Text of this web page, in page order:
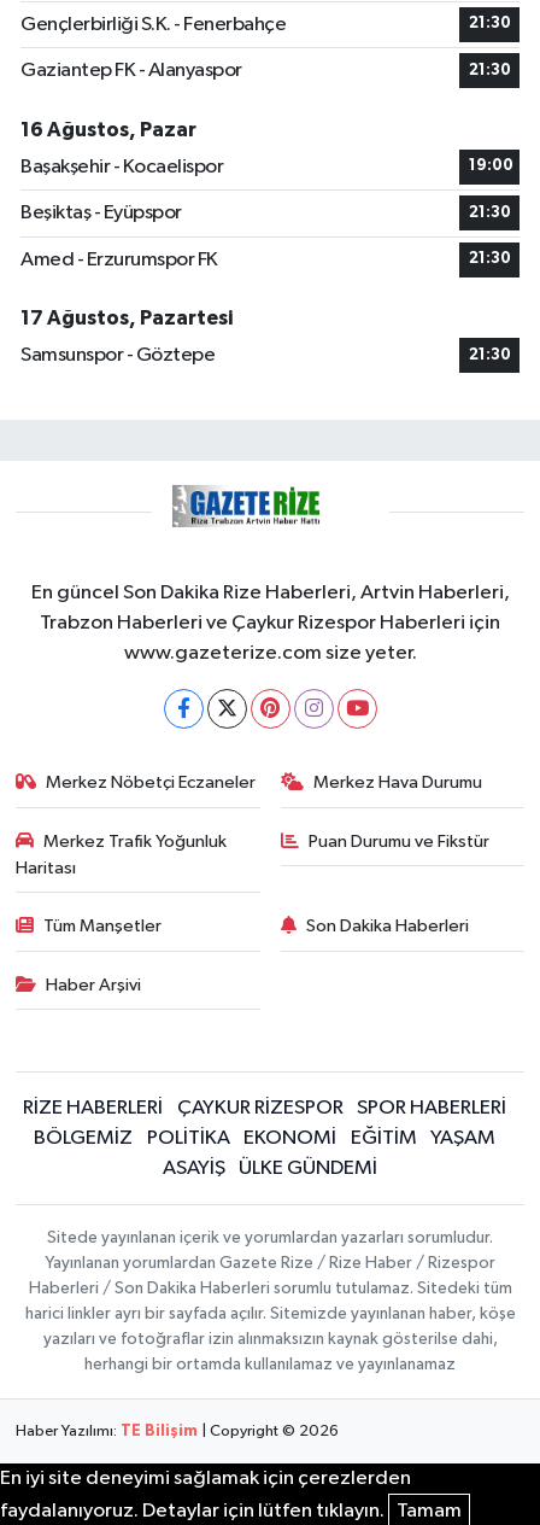
Gençlerbirliği S.K. - Fenerbahçe 21:30
Gaziantep FK - Alanyaspor 21:30
16 Ağustos, Pazar
Başakşehir - Kocaelispor
19:00
Beşiktaş - Eyüpspor 21:30
Amed - Erzurumspor FK 21:30
17 Ağustos, Pazartesi
Samsunspor - Göztepe
21:30
En güncel Son Dakika Rize Haberleri, Artvin Haberleri,
Trabzon Haberleri ve Çaykur Rizespor Haberleri için
www.gazeterize.com size yeter.
Merkez Nöbetçi Eczaneler Merkez Hava Durumu
Merkez Trafik Yoğunluk
Haritası
Puan Durumu ve Fikstür
Tüm Manşetler Son Dakika Haberleri
Haber Arşivi
RİZE HABERLERİ ÇAYKUR RİZESPOR
SPOR HABERLERİ
BÖLGEMİZ
POLİTİKA EKONOMİ EĞİTİM
YAŞAM
ASAYİŞ
ÜLKE GÜNDEMİ
Sitede yayınlanan içerik ve yorumlardan yazarları sorumludur.
Yayınlanan yorumlardan Gazete Rize / Rize Haber / Rizespor
Haberleri / Son Dakika Haberleri sorumlu tutulamaz. Sitedeki tüm
harici linkler ayrı bir sayfada açılır. Sitemizde yayınlanan haber, köşe
yazıları ve fotoğraflar izin alınmaksızın kaynak gösterilse dahi,
herhangi bir ortamda kullanılamaz ve yayınlanamaz
Haber Yazılımı: TE Bilişim | Copyright © 2026
En iyi site deneyimi sağlamak için çerezlerden
faydalanıyoruz. Detaylar için lütfen tıklayın.
Tamam